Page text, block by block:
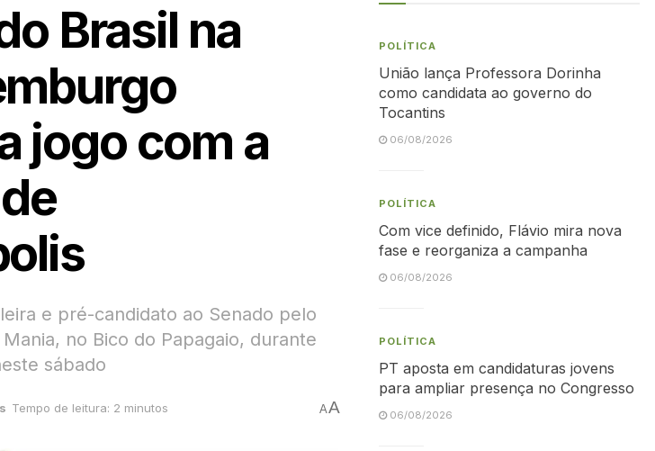
Brasil na
jogo com a
e pré-candidato ao Senado pelo
no Bico do Papagaio, durante
sábado
Tempo de leitura: 2 minutos AA
POLÍTICA
União lança Professora Dorinha
como candidata ao governo do
Tocantins
06/08/2026
POLÍTICA
Com vice definido, Flávio mira nova
fase e reorganiza a campanha
06/08/2026
POLÍTICA
PT aposta em candidaturas jovens
para ampliar presença no Congresso
06/08/2026